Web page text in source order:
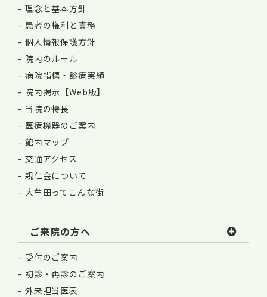
理念と基本方針
患者の権利と責務
個人情報保護方針
院内のルール
病院指標・診療実績
院内掲示【Web版】
当院の特長
医療機器のご案内
館内マップ
交通アクセス
親仁会について
大牟田ってこんな街
ご来院の方へ
受付のご案内
初診・再診のご案内
外来担当医表